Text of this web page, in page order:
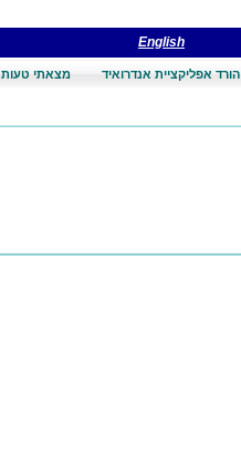
English
הורד אפליקציית אנדרואיד מצאתי טעות